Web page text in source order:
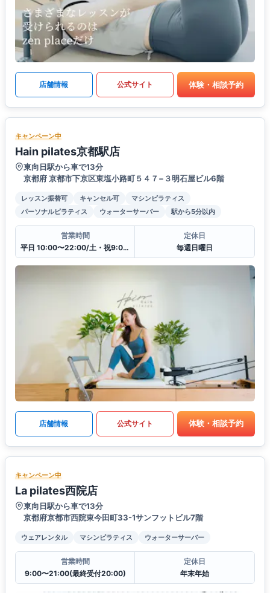
店舗情報 公式サイト 体験・相談予約
キャンペーン中
Hain pilates京都駅店
東向日駅から車で13分
京都府 京都市下京区東塩小路町５４７−３明石屋ビル6階
レッスン振替可 キャンセル可
マシンピラティス
パーソナルピラティス
ウォーターサーバー 駅から5分以内
営業時間
平日 10:00〜22:00/土・祝9:00〜19:00
定休日
毎週日曜日
店舗情報 公式サイト 体験・相談予約
キャンペーン中
La pilates西院店
東向日駅から車で13分
京都府京都市西院東今田町33-1サンフットビル7階
ウェアレンタル マシンピラティス ウォーターサーバー
営業時間
9:00〜21:00(最終受付20:00)
定休日
年末年始